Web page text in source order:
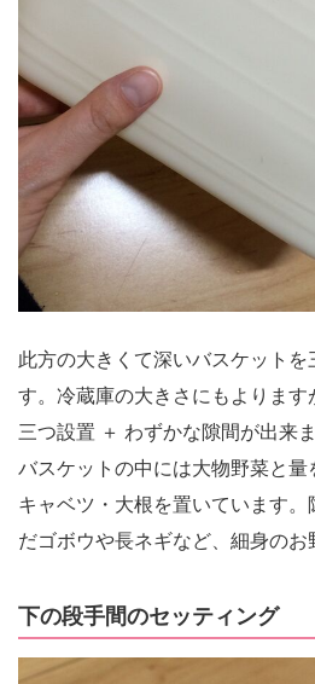
此方の大きくて深いバスケットを
す。冷蔵庫の大きさにもよりま
三つ設置 ＋ わずかな隙間が出来ま
バスケットの中には大物野菜と量
キャベツ・大根を置いています
だゴボウや長ネギなど、細身のお
下の段手間のセッティング